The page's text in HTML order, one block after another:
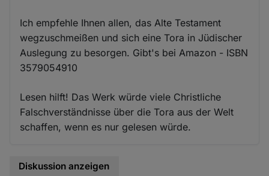
Ich empfehle Ihnen allen, das Alte Testament
wegzuschmeißen und sich eine Tora in Jüdischer
Auslegung zu besorgen. Gibt's bei Amazon - ISBN
3579054910
Lesen hilft! Das Werk würde viele Christliche
Falschverständnisse über die Tora aus der Welt
schaffen, wenn es nur gelesen würde.
Diskussion anzeigen